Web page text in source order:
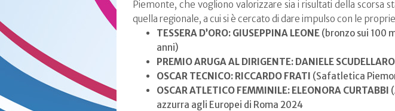
Piemonte, che vogliono valorizzare sia i risultati della scorsa
quella regionale, a cui si è cercato di dare impulso con le
TESSERA D’ORO: GIUSEPPINA LEONE (bronzo sui 100
anni)
PREMIO ARUGA AL DIRIGENTE: DANIELE SCUDELLARO
OSCAR TECNICO: RICCARDO FRATI (Safatletica
OSCAR ATLETICO FEMMINILE: ELEONORA CURTABBI
azzurra agli Europei di Roma 2024